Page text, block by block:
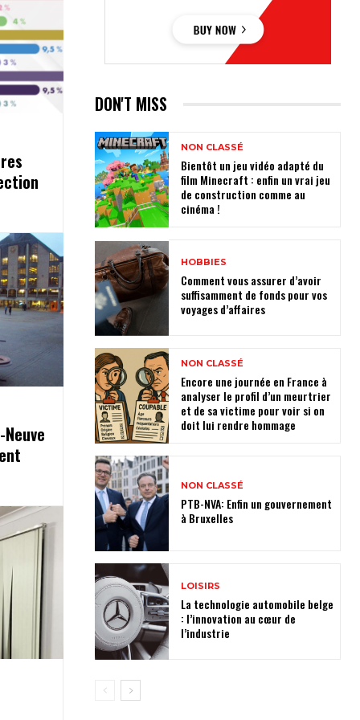
DON'T MISS
NON CLASSÉ
Bientôt un jeu vidéo adapté du
film Minecraft : enfin un vrai jeu
de construction comme au
cinéma !
HOBBIES
Comment vous assurer d’avoir
suffisamment de fonds pour vos
voyages d’affaires
NON CLASSÉ
Encore une journée en France à
analyser le profil d’un meurtrier
et de sa victime pour voir si on
doit lui rendre hommage
NON CLASSÉ
PTB-NVA: Enfin un gouvernement
à Bruxelles
LOISIRS
La technologie automobile belge
: l’innovation au cœur de
l’industrie